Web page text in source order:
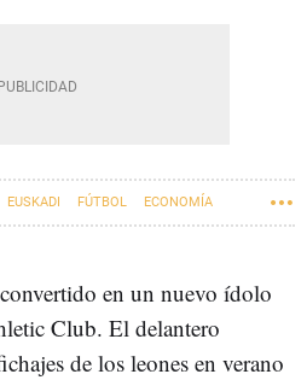
EUSKADI FÚTBOL ECONOMÍA
en un nuevo ídolo
Club. El delantero
de los leones en verano